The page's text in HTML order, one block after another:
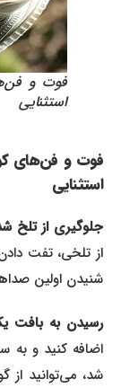
فوت و
استثنایی
فوت و فن‌های
استثنایی
جلوگیری از تلخ
از تلخی، تفت
شنیدن اولین صداها
رسیدن به بافت
اضافه کنید و به
شد، می‌توانید از